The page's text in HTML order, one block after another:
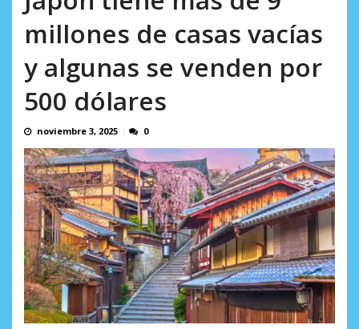
millones de casas vacías
y algunas se venden por
500 dólares
noviembre 3, 2025 0